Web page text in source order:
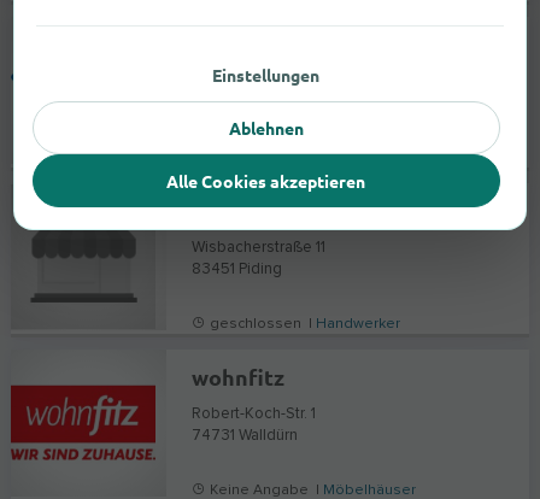
Bodenseestraße 216
81243 München
geöffnet bis 18:00 |Handwerker
Schreinerei Mangholz
Wisbacherstraße 11
83451 Piding
geschlossen | Handwerker
wohnfitz
Robert-Koch-Str. 1
74731 Walldürn
Keine Angabe | Möbelhäuser
Einstellungen
Ablehnen
Alle Cookies akzeptieren